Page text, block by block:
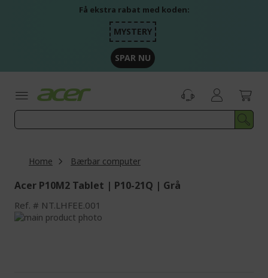
Få ekstra rabat med koden:
MYSTERY
SPAR NU
Home Bærbar computer
Acer P10M2 Tablet | P10-21Q | Grå
Ref. NT.LHFEE.001
Skip